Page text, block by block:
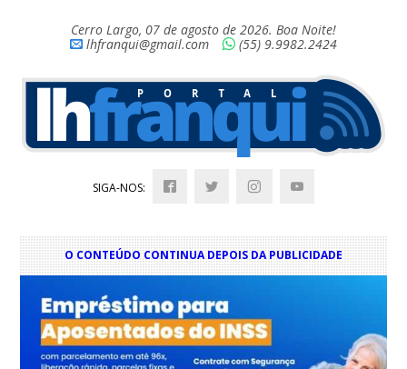
Cerro Largo, 07 de agosto de 2026. Boa Noite!
lhfranqui@gmail.com
(55) 9.9982.2424
SIGA-NOS:
O CONTEÚDO CONTINUA DEPOIS DA PUBLICIDADE